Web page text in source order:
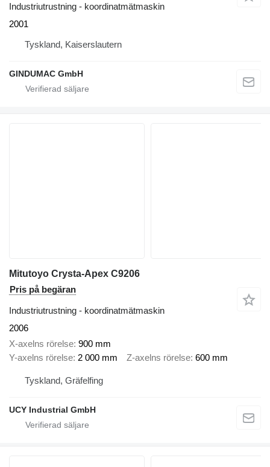
Industriutrustning - koordinatmätmaskin
2001
Tyskland, Kaiserslautern
GINDUMAC GmbH
Mitutoyo Crysta-Apex C9206
Pris på begäran
Industriutrustning - koordinatmätmaskin
2006
X-axelns rörelse 900 mm
Y-axelns rörelse 2 000 mm Z-axelns rörelse 600 mm
Tyskland, Gräfelfing
UCY Industrial GmbH